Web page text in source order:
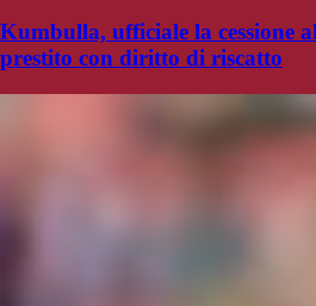
Kumbulla, ufficiale la cessione
prestito con diritto di riscatto